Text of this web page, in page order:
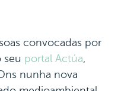
convocadas por
seu portal Actúa,
nunha nova